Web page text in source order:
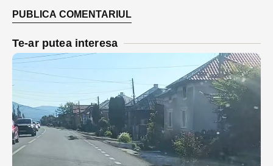
Te-ar putea interesa